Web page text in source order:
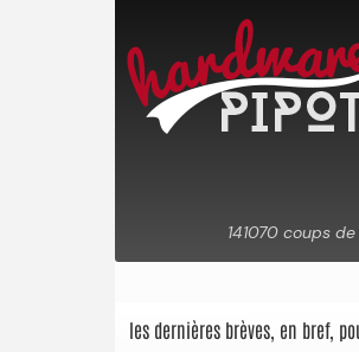
les dernières brèves, en bref,